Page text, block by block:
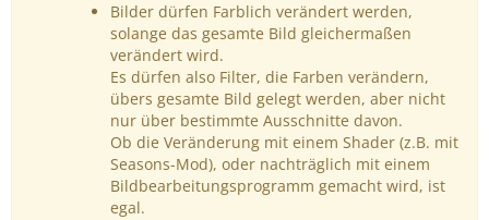
Bilder dürfen Farblich verändert werden,
solange das gesamte Bild gleichermaßen
verändert wird.
Es dürfen also Filter, die Farben verändern,
übers gesamte Bild gelegt werden, aber nicht
nur über bestimmte Ausschnitte davon.
Ob die Veränderung mit einem Shader (z.B. mit
Seasons-Mod), oder nachträglich mit einem
Bildbearbeitungsprogramm gemacht wird, ist
egal.